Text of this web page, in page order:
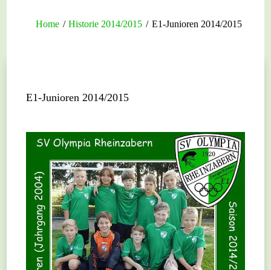
Home / Historie 2014/2015 / E1-Junioren 2014/2015
E1-Junioren 2014/2015